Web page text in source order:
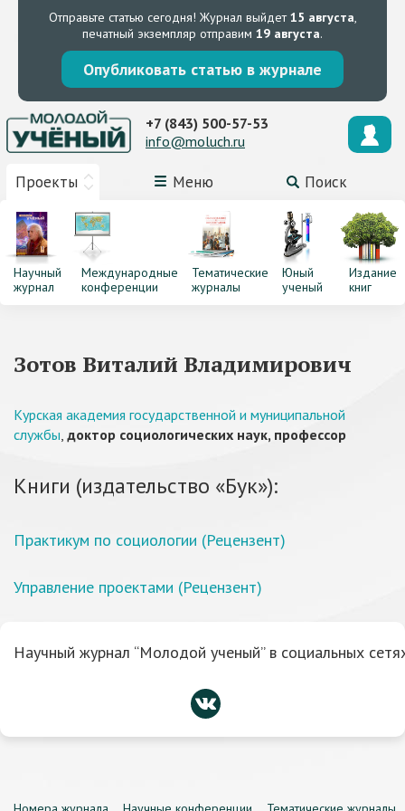
Отправьте статью сегодня! Журнал выйдет15 августа,
печатный экземпляр отправим 19 августа.
Опубликовать статью в журнале
Проекты Меню Поиск
+7 (843) 500-57-53
info@moluch.ru
Научный
журнал
Международные
конференции
Тематические
журналы
Юный
ученый
Издание
книг
Зотов Виталий Владимирович
Курская академия государственной и муниципальной
службы, доктор социологических наук, профессор
Книги (издательство «Бук»):
Практикум по социологии (Рецензент)
Управление проектами (Рецензент)
Научный журнал “Молодой ученый” в социальных